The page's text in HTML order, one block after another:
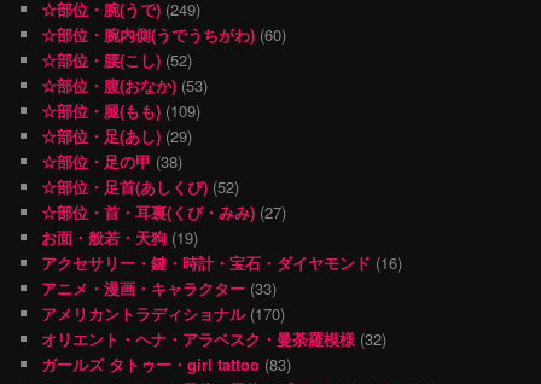
☆部位・腕(うで) (249)
☆部位・腕内側(うでうちがわ) (60)
☆部位・腰(こし) (52)
☆部位・腹(おなか) (53)
☆部位・腿(もも) (109)
☆部位・足(あし) (29)
☆部位・足の甲 (38)
☆部位・足首(あしくび) (52)
☆部位・首・耳裏(くび・みみ) (27)
お面・般若・天狗 (19)
アクセサリー・鍵・時計・宝石・ダイヤモンド (16)
アニメ・漫画・キャラクター (33)
アメリカントラディショナル(170)
オリエント・ヘナ・アラベスク・曼荼羅模様 (32)
ガールズ タトゥー・girl tattoo (83)